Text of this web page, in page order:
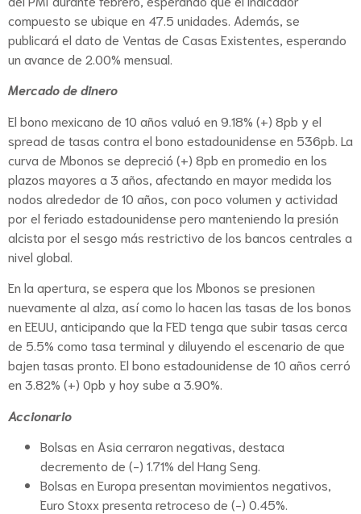
compuesto se ubique en 47.5 unidades. Además, se
publicará el dato de Ventas de Casas Existentes, esperando
un avance de 2.00% mensual.
Mercado de dinero
El bono mexicano de 10 años valuó en 9.18% (+) 8pb y el
spread de tasas contra el bono estadounidense en 536pb. La
curva de Mbonos se depreció (+) 8pb en promedio en los
plazos mayores a 3 años, afectando en mayor medida los
nodos alrededor de 10 años, con poco volumen y actividad
por el feriado estadounidense pero manteniendo la presión
alcista por el sesgo más restrictivo de los bancos centrales a
nivel global.
En la apertura, se espera que los Mbonos se presionen
nuevamente al alza, así como lo hacen las tasas de los bonos
en EEUU, anticipando que la FED tenga que subir tasas cerca
de 5.5% como tasa terminal y diluyendo el escenario de que
bajen tasas pronto. El bono estadounidense de 10 años cerró
en 3.82% (+) 0pb y hoy sube a 3.90%.
Accionario
Bolsas en Asia cerraron negativas, destaca
decremento de (-) 1.71% del Hang Seng.
Bolsas en Europa presentan movimientos negativos,
Euro Stoxx presenta retroceso de (-) 0.45%.